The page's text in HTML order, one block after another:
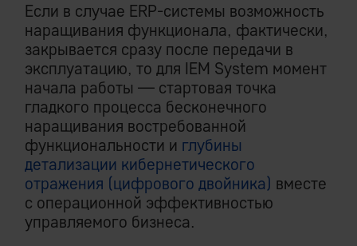
Если в случае ERP-системы возможность
наращивания функционала, фактически,
закрывается сразу после передачи в
эксплуатацию, то для IEM System момент
начала работы — стартовая точка
гладкого процесса бесконечного
наращивания востребованной
функциональности и глубины
детализации кибернетического
отражения (цифрового двойника) вместе
с операционной эффективностью
управляемого бизнеса.